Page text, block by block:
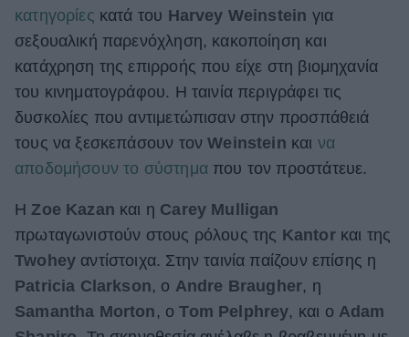
Χωρίς Ταμπέλες
Women's Forum
Hautes Grecians
Γάμος
Market News
κατηγορίες κατά του Harvey Weinstein για
σεξουαλική παρενόχληση, κακοποίηση και
κατάχρηση της επιρροής που είχε στη βιομηχανία
του κινηματογράφου. Η ταινία περιγράφει τις
δυσκολίες που αντιμετώπισαν στην προσπάθειά
τους να ξεσκεπάσουν τονWeinstein και να
αποδομήσουν το σύστημα που τον προστάτευε.
ΗZoe Kazan και η Carey Mulligan
πρωταγωνιστούν στους ρόλους της Kantor και της
Twohey αντίστοιχα. Στην ταινία παίζουν επίσης η
Patricia Clarkson, ο Andre Braugher, η
Samantha Morton , οTom Pelphrey, και ο Adam